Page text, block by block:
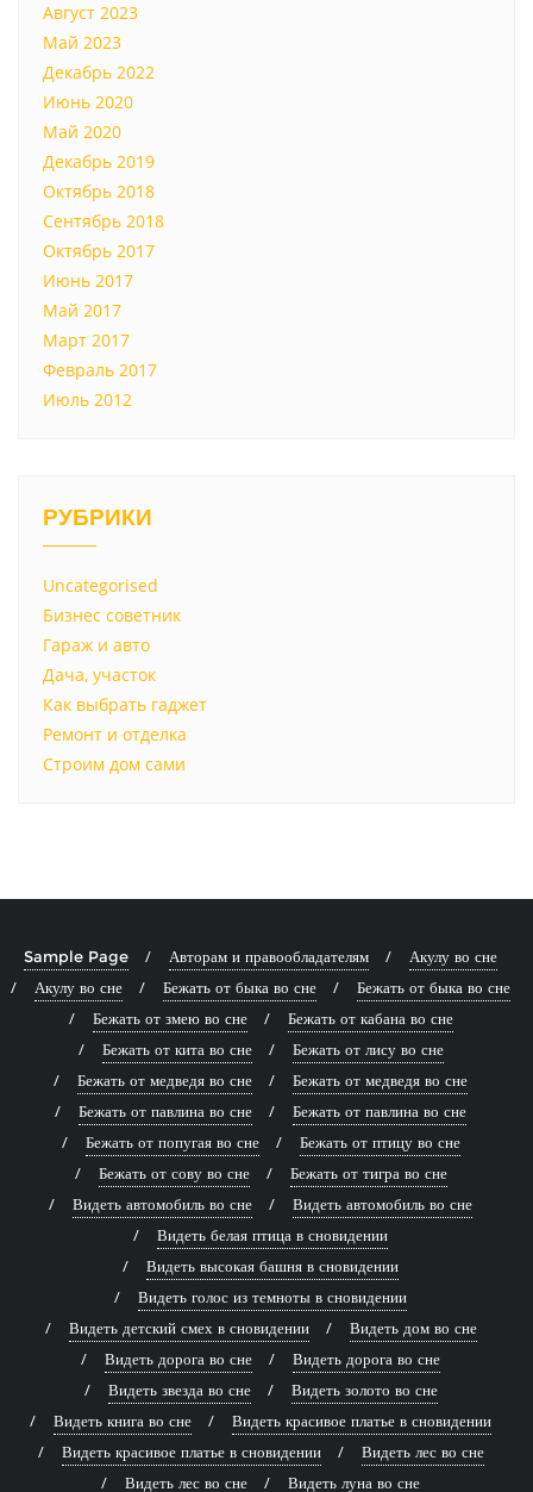
Август 2023
Май 2023
Декабрь 2022
Июнь 2020
Май 2020
Декабрь 2019
Октябрь 2018
Сентябрь 2018
Октябрь 2017
Июнь 2017
Май 2017
Март 2017
Февраль 2017
Июль 2012
РУБРИКИ
Uncategorised
Бизнес советник
Гараж и авто
Дача, участок
Как выбрать гаджет
Ремонт и отделка
Строим дом сами
Sample Page Авторам и правообладателям
Акулу во сне
Акулу во сне
Бежать от быка во сне
Бежать от быка во сне
Бежать от змею во сне
Бежать от кабана во сне
Бежать от кита во сне
Бежать от лису во сне
Бежать от медведя во сне
Бежать от медведя во сне
Бежать от павлина во сне
Бежать от павлина во сне
Бежать от попугая во сне
Бежать от птицу во сне
Бежать от сову во сне
Бежать от тигра во сне
Видеть автомобиль во сне
Видеть автомобиль во сне
Видеть белая птица в сновидении
Видеть высокая башня в сновидении
Видеть голос из темноты в сновидении
Видеть детский смех в сновидении
Видеть дом во сне
Видеть дорога во сне
Видеть дорога во сне
Видеть звезда во сне
Видеть золото во сне
Видеть книга во сне
Видеть красивое платье в сновидении
Видеть красивое платье в сновидении
Видеть лес во сне
Видеть лес во сне
Видеть луна во сне